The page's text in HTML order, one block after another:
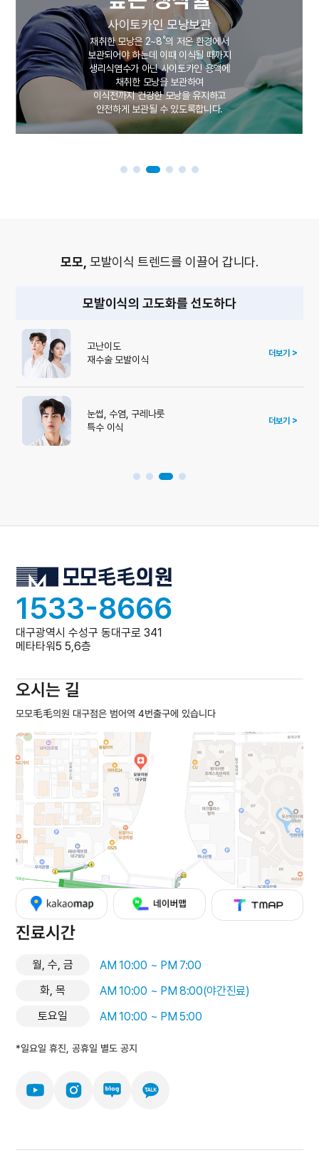
사이토카인 모낭보관
채취한 모낭은 2~8˚의 저온 환경에서
보관되어야 하는데 이때 이식될 때까지
생리식염수가 아닌 사이토카인 용액에
채취한 모낭을 보관하여
이식전까지 건강한 모낭을 유지하고
안전하게 보관될 수 있도록합니다.
모모, 모발이식 트렌드를 이끌어 갑니다.
모발이식의 고도화를 선도하다
고난이도
재수술 모발이식
더보기 >
눈썹, 수염, 구레나룻
특수 이식
더보기 >
1533-8666
대구광역시 수성구 동대구로 341
메타타워5 5,6층
진료시간
월, 수, 금
AM 10:00 ~ PM 7:00
화, 목
AM 10:00 ~ PM 8:00(야간진료)
토요일
AM 10:00 ~ PM 5:00
*일요일 휴진, 공휴일 별도 공지
오시는 길
모모毛毛의원 대구점은 범어역 4번출구에 있습니다